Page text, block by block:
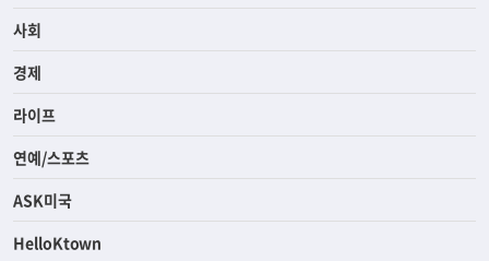
사회
경제
라이프
연예/스포츠
ASK미국
HelloKtown